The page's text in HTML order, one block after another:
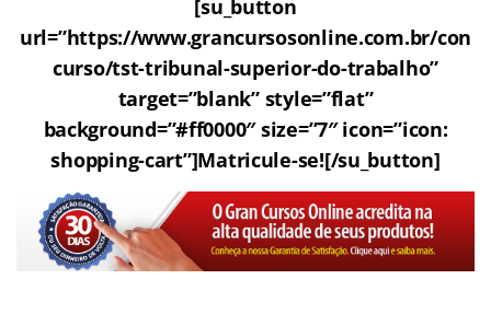
[su_button
url=”https://www.grancursosonline.com.br/con
curso/tst-tribunal-superior-do-trabalho”
target=”blank” style=”flat”
background=”#ff0000″ size=”7″ icon=”icon:
shopping-cart”]Matricule-se![/su_button]